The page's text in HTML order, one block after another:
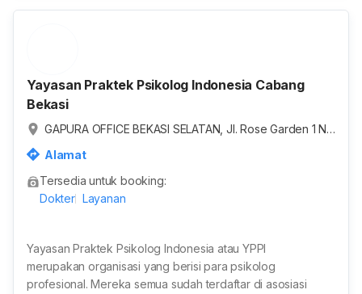
Yayasan Praktek Psikolog Indonesia Cabang
Bekasi
GAPURA OFFICE BEKASI SELATAN, Jl. Rose Garden 1 N
Alamat
Tersedia untuk booking:
Dokter Layanan
Yayasan Praktek Psikolog Indonesia atau YPPI
merupakan organisasi yang berisi para psikolog
profesional. Mereka semua sudah terdaftar di asosiasi